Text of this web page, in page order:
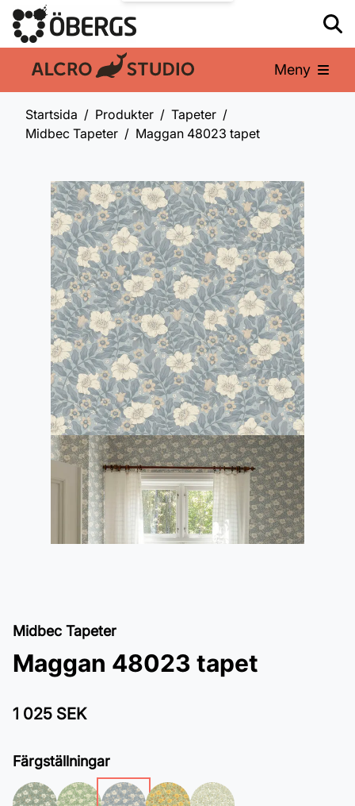
En del av: Meny
Startsida Produkter
Tapeter
Midbec Tapeter
Maggan 48023 tapet
Midbec Tapeter
Maggan 48023 tapet
1 025 SEK
Färgställningar